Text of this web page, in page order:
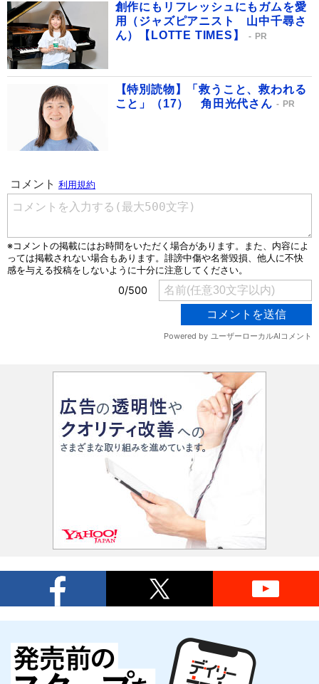
創作にもリフレッシュにもガムを愛
用（ジャズピアニスト 山中千尋さ
ん）【LOTTE TIMES】
PR
【特別読物】「救うこと、救われる
こと」（17） 角田光代さん
PR